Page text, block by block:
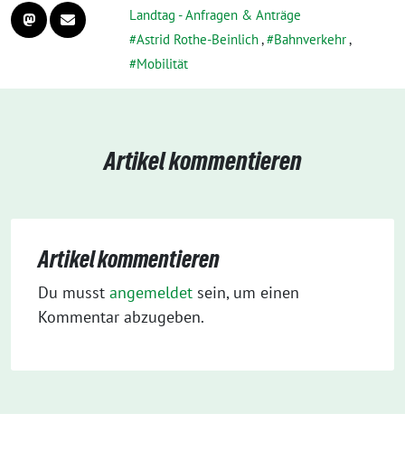
Landtag - Anfragen & Anträge
Astrid Rothe-Beinlich, Bahnverkehr,
Mobilität
Artikel kommentieren
Artikel kommentieren
Du musst angemeldet sein, um einen
Kommentar abzugeben.